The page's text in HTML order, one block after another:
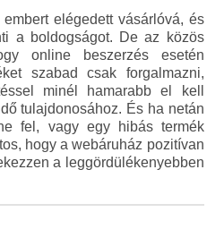
elégedett vásárlóvá, és
a boldogságot. De az közös
online beszerzés esetén
szabad csak forgalmazni,
minél hamarabb el kell
tulajdonosához. És ha netán
fel, vagy egy hibás termék
hogy a webáruház pozitívan
a leggördülékenyebben